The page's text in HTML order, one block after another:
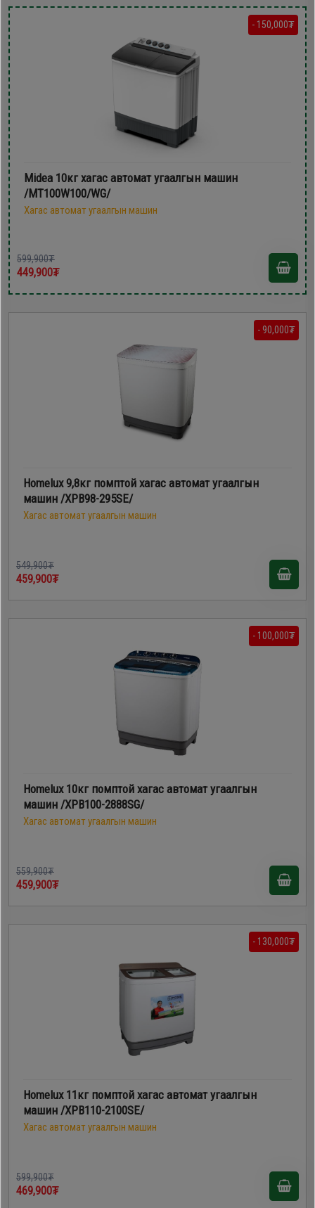
- 150,000₮
Midea 10кг хагас автомат угаалгын машин
/MT100W100/WG/
Хагас автомат угаалгын машин
599,900₮
449,900₮
- 90,000₮
Homelux 9,8кг помптой хагас автомат угаалгын
машин /XPB98-295SE/
Хагас автомат угаалгын машин
549,900₮
459,900₮
- 100,000₮
Homelux 10кг помптой хагас автомат угаалгын
машин /XPB100-2888SG/
Хагас автомат угаалгын машин
559,900₮
459,900₮
- 130,000₮
Homelux 11кг помптой хагас автомат угаалгын
машин /XPB110-2100SE/
Хагас автомат угаалгын машин
599,900₮
469,900₮